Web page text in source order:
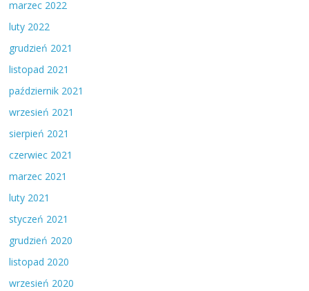
marzec 2022
luty 2022
grudzień 2021
listopad 2021
październik 2021
wrzesień 2021
sierpień 2021
czerwiec 2021
marzec 2021
luty 2021
styczeń 2021
grudzień 2020
listopad 2020
wrzesień 2020